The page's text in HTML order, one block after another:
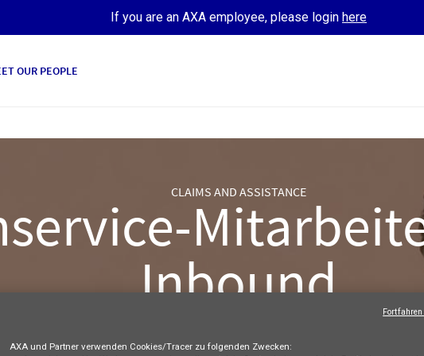
If you are an AXA employee, please login here
OUR PEOPLE
CLAIMS AND ASSISTANCE
Inbound
Full-time
Bewerben
AXA und Partner verwenden Cookies/Tracer zu folgenden Zwecken: